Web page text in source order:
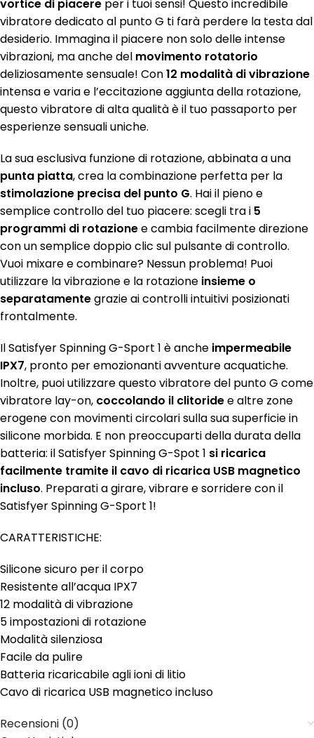
vortice di piacere per i tuoi sensi! Questo incredibile
vibratore dedicato al punto G ti farà perdere la testa dal
desiderio. Immagina il piacere non solo delle intense
vibrazioni, ma anche del movimento rotatorio
deliziosamente sensuale! Con12 modalità di vibrazione
intensa e varia e l’eccitazione aggiunta della rotazione,
questo vibratore di alta qualità è il tuo passaporto per
esperienze sensuali uniche.
La sua esclusiva funzione di rotazione, abbinata a una
punta piatta, crea la combinazione perfetta per la
stimolazione precisa del punto G. Hai il pieno e
semplice controllo del tuo piacere: scegli tra i 5
programmi di rotazionee cambia facilmente direzione
con un semplice doppio clic sul pulsante di controllo.
Vuoi mixare e combinare? Nessun problema! Puoi
utilizzare la vibrazione e la rotazione insieme o
separatamentegrazie ai controlli intuitivi posizionati
frontalmente.
Il Satisfyer Spinning G-Sport 1 è anche impermeabile
IPX7, pronto per emozionanti avventure acquatiche.
Inoltre, puoi utilizzare questo vibratore del punto G come
vibratore lay-on, coccolando il clitoridee altre zone
erogene con movimenti circolari sulla sua superficie in
silicone morbida. E non preoccuparti della durata della
batteria: il Satisfyer Spinning G-Spot 1 si ricarica
facilmente tramite il cavo di ricarica USB magnetico
incluso. Preparati a girare, vibrare e sorridere con il
Satisfyer Spinning G-Sport 1!
CARATTERISTICHE:
Silicone sicuro per il corpo
Resistente all’acqua IPX7
12 modalità di vibrazione
5 impostazioni di rotazione
Modalità silenziosa
Facile da pulire
Batteria ricaricabile agli ioni di litio
Cavo di ricarica USB magnetico incluso
Recensioni (0)